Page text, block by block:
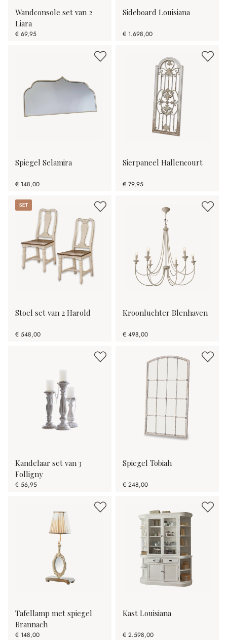
Wandconsole set van 2
Liara
€ 69,95
Sideboard Louisiana
€ 1.698,00
Spiegel Selamira
€ 148,00
Sierpaneel Hallencourt
€ 79,95
Set
Stoel set van 2 Harold
€ 548,00
Kroonluchter Blenhaven
€ 498,00
Kandelaar set van 3
Folligny
€ 56,95
Spiegel Tobiah
€ 248,00
Tafellamp met spiegel
Brannach
€ 148,00
Kast Louisiana
€ 2.598,00